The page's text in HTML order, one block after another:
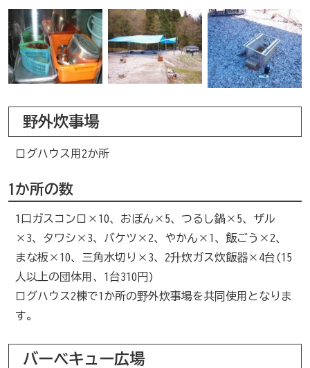
野外炊事場
ログハウス用2か所
1か所の数
1口ガスコンロ×10、おぼん×5、つるし鍋×5、ザル
×3、タワシ×3、バケツ×2、やかん×1、飯ごう×2、
まな板×10、三角水切り×3、2升炊ガス炊飯器×4台(15
人以上の団体用、1台310円)
ログハウス2棟で1か所の野外炊事場を共同使用となりま
す。
バーベキュー広場